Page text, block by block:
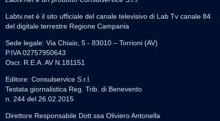
Labtv.net è il sito ufficiale del canale televisivo di Lab Tv canale 84
del digitale terrestre Regione Campania
Sede legale: Via Chiaio, 5 - 83010 – Torrioni (AV)
P.IVA 02757950643
Oscr. R.E.A. AV N.181151
Editore: Consulservice S.r.l.
Testata giornalistica Reg. Trib. di Benevento
n. 244 del 26.02.2015
Direttore Responsabile Dott.ssa Oliviero Antonella